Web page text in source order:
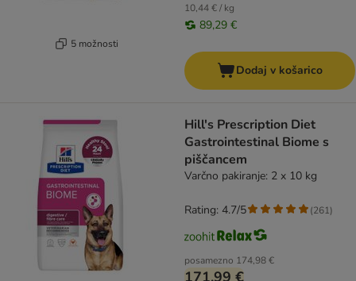
5 možnosti
10,44 € / kg
89,29 €
Dodaj v košarico
Hill's Prescription Diet
Gastrointestinal Biome s
piščancem
Varčno pakiranje: 2 x 10 kg
posamezno 174,98 €
171,99 €
Rating: 4.7/5 (261)